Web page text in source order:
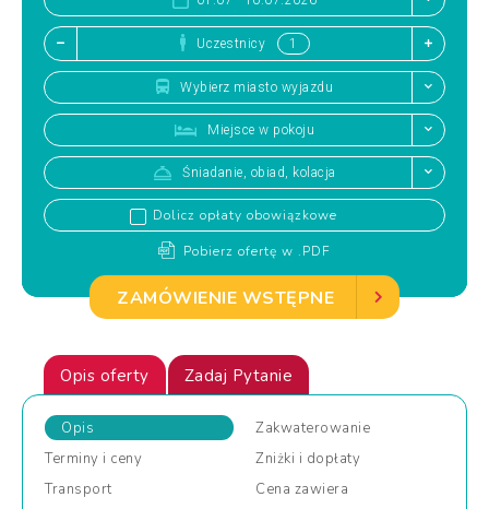
Uczestnicy
Wybierz miasto wyjazdu
Miejsce w pokoju
Śniadanie, obiad, kolacja
Dolicz opłaty obowiązkowe
Pobierz ofertę w .PDF
ZAMÓWIENIE WSTĘPNE
Opis oferty Zadaj Pytanie
Opis
Zakwaterowanie
Terminy i ceny Zniżki i dopłaty
Transport
Cena zawiera